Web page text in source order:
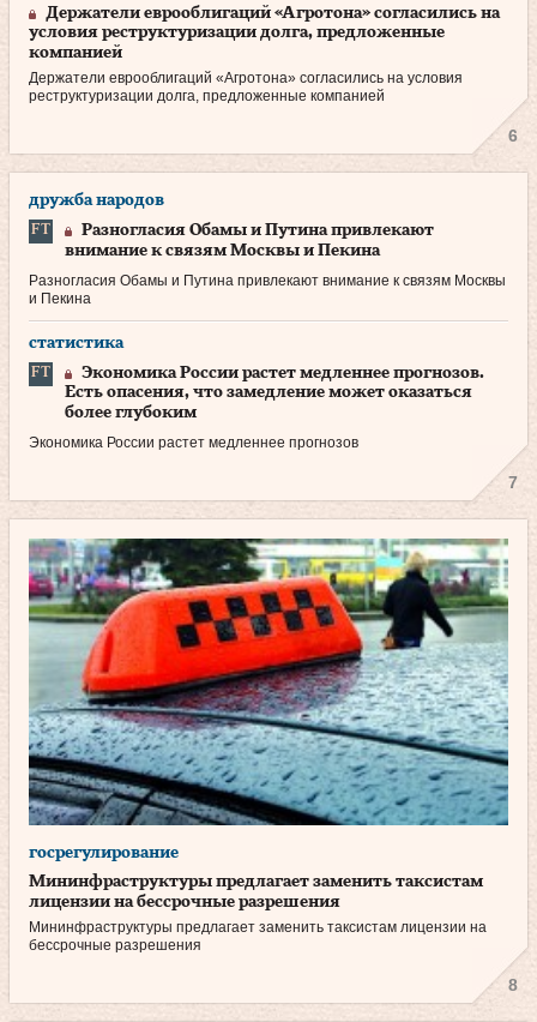
Держатели еврооблигаций «Агротона» согласились на
условия реструктуризации долга, предложенные
компанией
Держатели еврооблигаций «Агротона» согласились на условия
реструктуризации долга, предложенные компанией
6
дружба народов
Разногласия Обамы и Путина привлекают
внимание к связям Москвы и Пекина
Разногласия Обамы и Путина привлекают внимание к связям Москвы
и Пекина
статистика
Экономика России растет медленнее прогнозов.
Есть опасения, что замедление может оказаться
более глубоким
Экономика России растет медленнее прогнозов
7
госрегулирование
Мининфраструктуры предлагает заменить таксистам
лицензии на бессрочные разрешения
Мининфраструктуры предлагает заменить таксистам лицензии на
бессрочные разрешения
8